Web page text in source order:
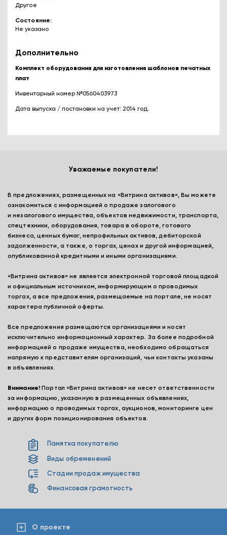
Другое
Состояние
Не указано
Дополнительно
Комплект оборудования для изготовления шаблонов печатных
плат
Инвентарный номер №0560403973
Дата выпуска / постановки на учет: 2014 год.
Уважаемые покупатели!
В предложениях, размещенных на «Витрина активов», Вы можете
ознакомиться с информацией о продаже залогового
и незалогового имущества, объектов недвижимости, транспорта,
спецтехники, оборудования, товара в обороте, готового
бизнеса, ценных бумаг, непрофильных активов, дебиторской
задолженности, а также, о торгах, ценах и другой информацией,
опубликованной кредитными и иными организациями.
«Витрина активов» не является электронной торговой площадкой
и официальным источником, информирующим о проводимых
торгах, а все предложения, размещаемые на портале, не носят
характера публичной оферты.
Все предложения размещаются организациями и носят
исключительно информационный характер. За более подробной
информацией о продаже имущества, необходимо обращаться
напрямую к представителям организаций, чьи контакты указаны
в объявлениях.
Внимание! Портал «Витрина активов» не несет ответственности
за информацию, указанную в размещенных объявлениях,
информацию о проводимых торгах, аукционов, мониторинге цен
и других форм позиционирования объектов.
Памятка покупателю
Виды обременений
Стадии продаж имущества
Финансовая грамотность
О проекте